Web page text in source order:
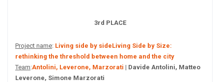
3rd PLACE
Project name: Living side by sideLiving Side by Size:
rethinking the threshold between home and the city
Team:Antolini, Leverone, Marzorati | Davide Antolini, Matteo
Leverone, Simone Marzorati